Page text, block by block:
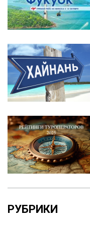
РУБРИКИ